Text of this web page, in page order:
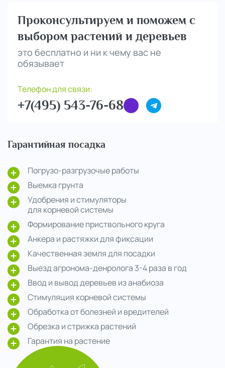
Проконсультируем и поможем с
выбором растений и деревьев
это бесплатно и ни к чему вас не
обязывает
Телефон для связи:
+7(495) 543-76-68
Гарантийная посадка
Погрузо-разгрузочые работы
Выемка грунта
Удобрения и стимуляторы
для корневой системы
Формирование приствольного круга
Анкера и растяжки для фиксации
Качественная земля для посадки
Выезд агронома-денролога 3-4 раза в год
Ввод и вывод деревьев из анабиоза
Стимуляция корневой системы
Обработка от болезней и вредителей
Обрезка и стрижка растений
Гарантия на растение